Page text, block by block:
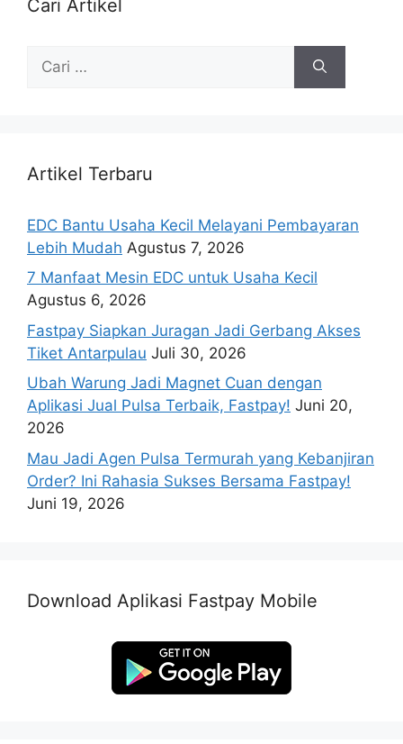
Cari Artikel
Artikel Terbaru
EDC Bantu Usaha Kecil Melayani Pembayaran
Lebih Mudah Agustus 7, 2026
7 Manfaat Mesin EDC untuk Usaha Kecil
Agustus 6, 2026
Fastpay Siapkan Juragan Jadi Gerbang Akses
Tiket Antarpulau Juli 30, 2026
Ubah Warung Jadi Magnet Cuan dengan
Aplikasi Jual Pulsa Terbaik, Fastpay! Juni 20,
2026
Mau Jadi Agen Pulsa Termurah yang Kebanjiran
Order? Ini Rahasia Sukses Bersama Fastpay!
Juni 19, 2026
Download Aplikasi Fastpay Mobile